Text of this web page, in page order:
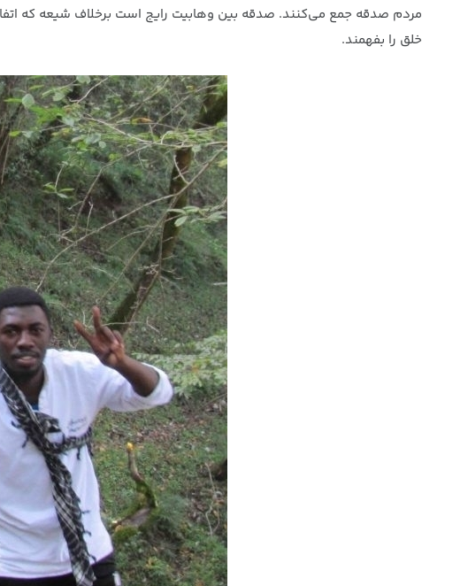
مردم صدقه جمع می‌کنند. صدقه بین وهابیت رایج است برخلاف شیعه که
خلق را بفهمند.